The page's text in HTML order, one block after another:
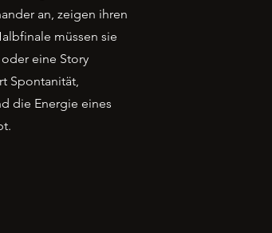
an, zeigen ihren
müssen sie
eine Story
Spontanität,
die Energie eines